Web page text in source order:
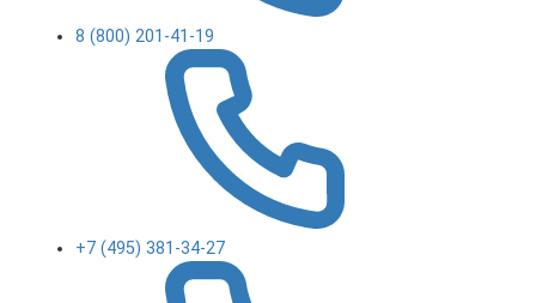
8 (800) 201-41-19
+7 (495) 381-34-27